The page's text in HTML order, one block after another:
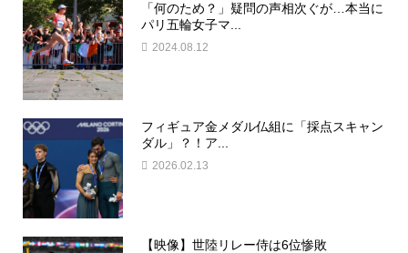
「何のため？」疑問の声相次ぐが…本当に
パリ五輪女子マ...
2024.08.12
フィギュア金メダル仏組に「採点スキャン
ダル」？！ア...
2026.02.13
【映像】世陸リレー侍は6位惨敗